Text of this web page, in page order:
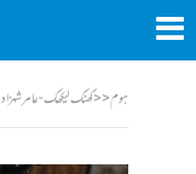
ہوم<<کھنک لیکھک - عامر شہزاد